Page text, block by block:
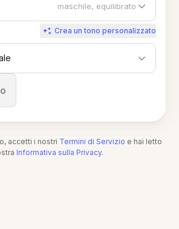
maschile, equilibrato
Crea un tono personalizzato
accetti i nostri Termini di Servizio e hai letto
Informativa sulla Privacy.